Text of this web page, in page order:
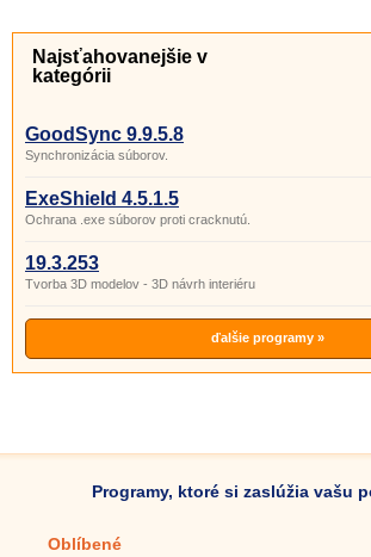
Najsťahovanejšie v
kategórii
GoodSync 9.9.5.8
Synchronizácia súborov.
ExeShield 4.5.1.5
Ochrana .exe súborov proti cracknutú.
19.3.253
Tvorba 3D modelov - 3D návrh interiéru
ďalšie programy »
Programy, ktoré si zaslúžia vašu
Oblíbené